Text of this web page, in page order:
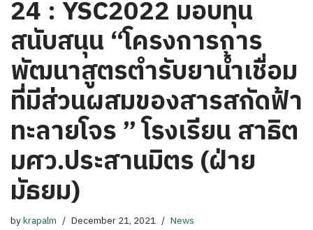
24 : YSC2022 มอบทุน
สนับสนุน “โครงการการ
พัฒนาสูตรตำรับยาน้ำเชื่อม
ที่มีส่วนผสมของสารสกัดฟ้า
ทะลายโจร ” โรงเรียน สาธิต
มศว.ประสานมิตร (ฝ่าย
มัธยม)
bykrapalm December 21, 2021 News